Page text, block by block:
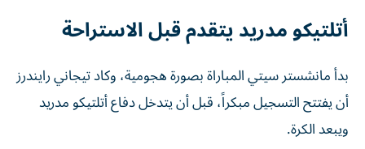
أتلتيكو مدريد يتقدم قبل الاستراحة
بدأ مانشستر سيتي المباراة بصورة هجومية، وكاد تيجاني رايندرز
أن يفتتح التسجيل مبكراً، قبل أن يتدخل دفاع أتلتيكو مدريد
ويبعد الكرة.